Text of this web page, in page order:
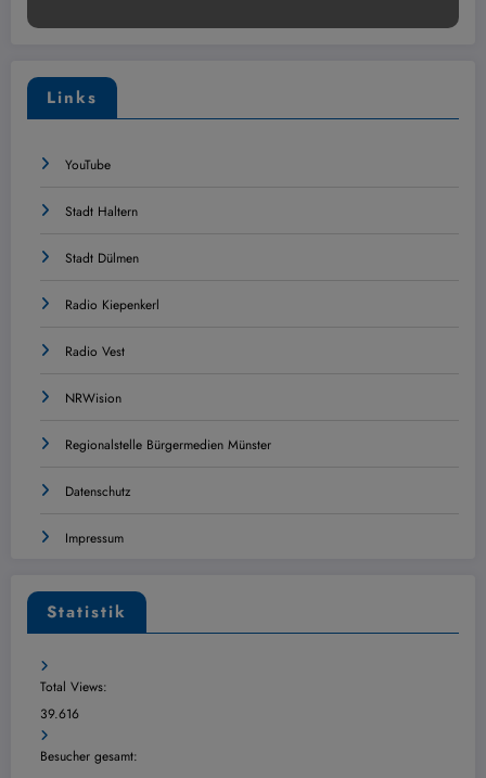
Links
YouTube
Stadt Haltern
Stadt Dülmen
Radio Kiepenkerl
Radio Vest
NRWision
Regionalstelle Bürgermedien Münster
Datenschutz
Impressum
Statistik
Total Views:
39.616
Besucher gesamt: